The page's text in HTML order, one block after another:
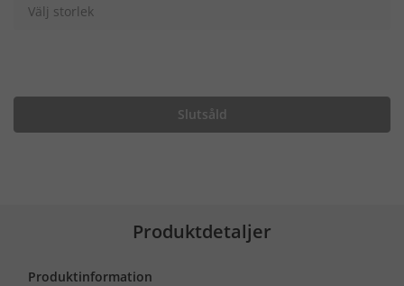
Välj storlek
Slutsåld
Produktdetaljer
Produktinformation